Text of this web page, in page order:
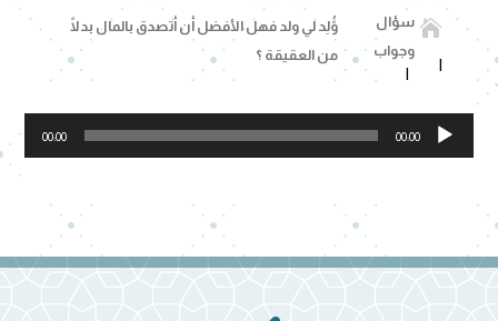
 سؤال
وجواب
وًُلِد لي ولد فهل الأفضل أن أتصدق بالمال بدلًا
من العقيقة ؟
مشغل
الصوت
00:00
00:00